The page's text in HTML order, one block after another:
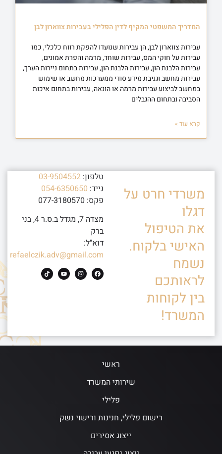
המדריך המשפטי המקיף לדין הפלילי בעבירות צווארון לבן
עבירות צווארון לבן, הן עבירות שנועדו להפקת רווח כלכלי, כמו
עבירות על חוקי המס, עבירות שוחד, מרמה והפרת אמונים,
עבירות הלבנת הון, עבירות הלבנת הון, עבירות בתחום ניירות הערך,
עבירות מחשב וגניבת מידע סודי ממערכות מחשב או שימוש
במחשב לביצוע עבירות מרמה או הונאה, עבירות בתחום איכות
הסביבה ובתחום ההגבלים
קרא עוד »
משרדי חרט על
דגלו
את הטיפול
האישי בלקוח.
נשמח
לראותכם
בין לקוחות
המשרד!
טלפון: 03-9504552
נייד: 054-6350650
פקס: 077-3180570
מצדה 7, מגדל ב.ס.ר 4, בני
ברק
דוא"ל:
refaelczik.adv@gmail.com
ראשי
שירותי המשרד
פלילי
רישום פלילי, חנינות ורישוי נשק
ייצוג אסירים